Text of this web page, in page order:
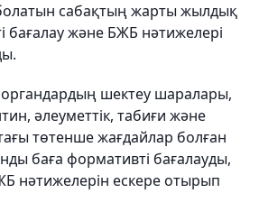
сабақтың жарты жылдық
бағалау және БЖБ нәтижелері
органдардың шектеу шаралары,
әлеуметтік, табиғи және
төтенше жағдайлар болған
баға формативті бағалауды,
нәтижелерін ескере отырып